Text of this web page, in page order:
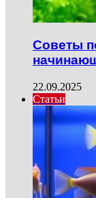
Советы
22.09.2025
Статьи